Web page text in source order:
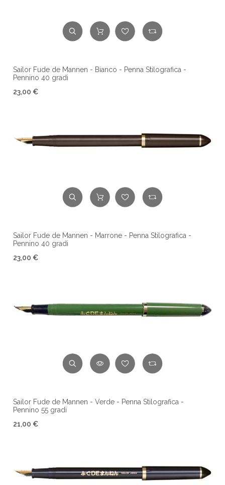
Sailor Fude de Mannen - Bianco - Penna Stilografica -
Pennino 40 gradi
23,00 €
Sailor Fude de Mannen - Marrone - Penna Stilografica -
Pennino 40 gradi
23,00 €
Sailor Fude de Mannen - Verde - Penna Stilografica -
Pennino 55 gradi
21,00 €